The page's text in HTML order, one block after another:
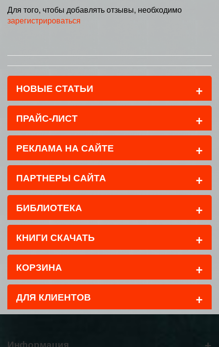
Для того, чтобы добавлять отзывы, необходимо
зарегистрироваться
НОВЫЕ СТАТЬИ +
ПРАЙС-ЛИСТ +
РЕКЛАМА НА САЙТЕ +
ПАРТНЕРЫ САЙТА +
БИБЛИОТЕКА +
КНИГИ СКАЧАТЬ +
КОРЗИНА +
ДЛЯ КЛИЕНТОВ +
Информация